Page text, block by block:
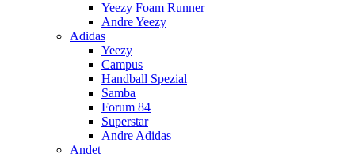
Yeezy Foam Runner
Andre Yeezy
Adidas
Yeezy
Campus
Handball Spezial
Samba
Forum 84
Superstar
Andre Adidas
Andet